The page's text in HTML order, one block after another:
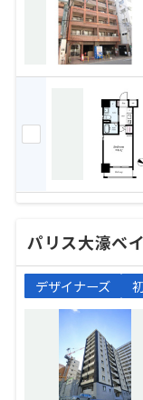
パリス大濠ベ
デザイナーズ